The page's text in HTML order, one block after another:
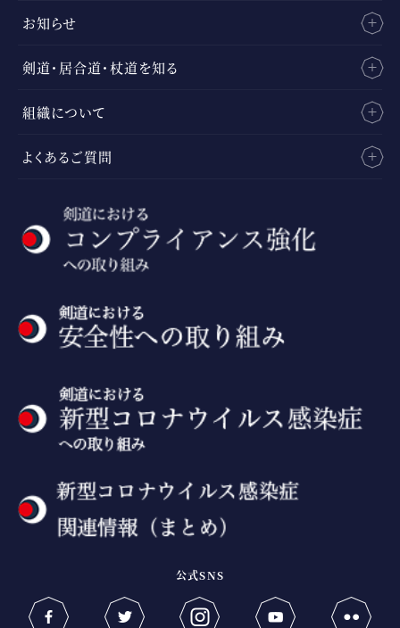
お知らせ
剣道・居合道・杖道を知る
組織について
よくあるご質問
公式SNS